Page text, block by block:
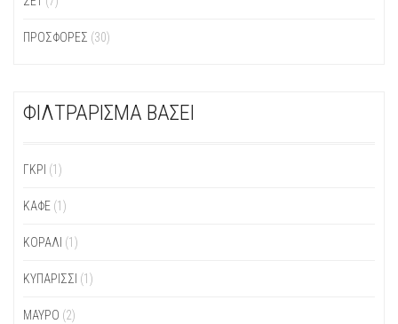
ΠΡΟΣΦΟΡΕΣ (30)
ΦΙΛΤΡΑΡΙΣΜΑ ΒΑΣΕΙ
ΓΚΡΙ (1)
ΚΑΦΈ (1)
ΚΟΡΑΛΊ (1)
ΚΥΠΑΡΙΣΣΊ (1)
ΜΑΎΡΟ (2)